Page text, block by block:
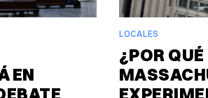
EN
LOCALES
¿POR QUÉ